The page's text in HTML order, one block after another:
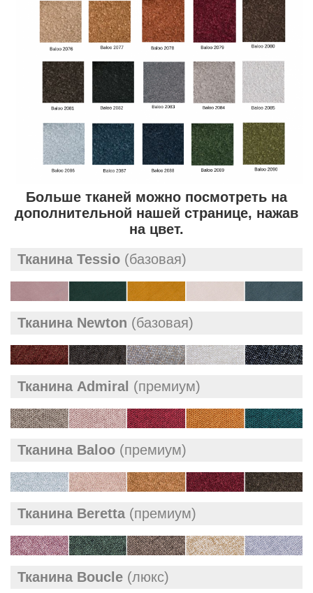
Больше тканей можно посмотреть на
дополнительной нашей странице, нажав
на цвет.
Тканина Tessio (базовая)
Тканина Newton (базовая)
Тканина Admiral (премиум)
Тканина Baloo (премиум)
Тканина Beretta (премиум)
Тканина Boucle (люкс)